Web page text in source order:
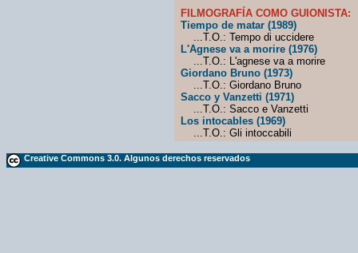
FILMOGRAFÍA COMO GUIONISTA:
Tiempo de matar (1989)
...T.O.: Tempo di uccidere
L'Agnese va a morire (1976)
...T.O.: L'agnese va a morire
Giordano Bruno (1973)
...T.O.: Giordano Bruno
Sacco y Vanzetti (1971)
...T.O.: Sacco e Vanzetti
Los intocables (1969)
...T.O.: Gli intoccabili
Creative Commons 3.0. Algunos derechos reservados